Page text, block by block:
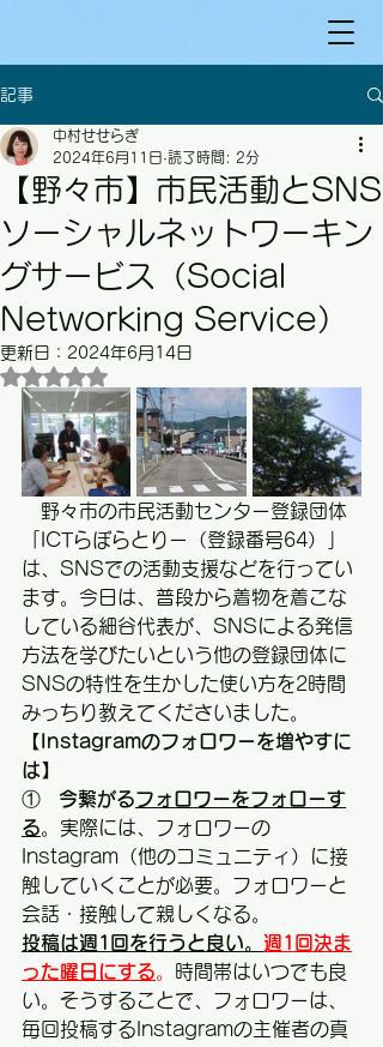
記事
【野々市】市民活動とSNS
ソーシャルネットワーキン
グサービス（Social
Networking Service）
中村せせらぎ
2024年6月11日 読了時間: 2分
更新日： 2024年6月14日
5つ星のうちNaNと評価されています。
野々市の市民活動センター登録団体
「ICTらぼらとりー（登録番号64）」
は、SNSでの活動支援などを行ってい
ます。今日は、普段から着物を着こな
している細谷代表が、SNSによる発信
方法を学びたいという他の登録団体に
SNSの特性を生かした使い方を2時間
みっちり教えてくださいました。
【Instagramのフォロワーを増やすに
は】
① 今繋がるフォロワーをフォローす
る。実際には、フォロワーの
Instagram（他のコミュニティ）に接
触していくことが必要。フォロワーと
会話・接触して親しくなる。
投稿は週1回を行うと良い。 週1回決ま
った曜日にする。
時間帯はいつでも良
い。そうすることで、フォロワーは、
毎回投稿するInstagramの主催者の真